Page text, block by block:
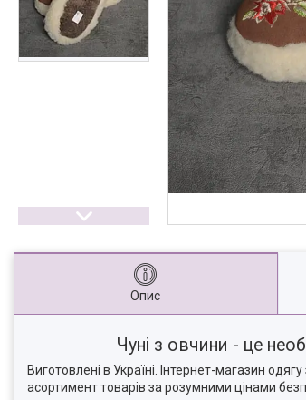
Опис
Чуні з овчини - це
Виготовлені в Україні. Інтернет-магазин
асортимент товарів за розумними цінами